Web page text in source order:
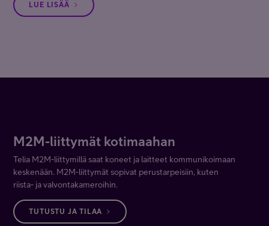
LUE LISÄÄ
M2M-liittymät kotimaahan
Telia M2M-liittymillä saat koneet ja laitteet kommunikoimaan
keskenään. M2M-liittymät sopivat perustarpeisiin, kuten
riista- ja valvontakameroihin.
TUTUSTU JA TILAA